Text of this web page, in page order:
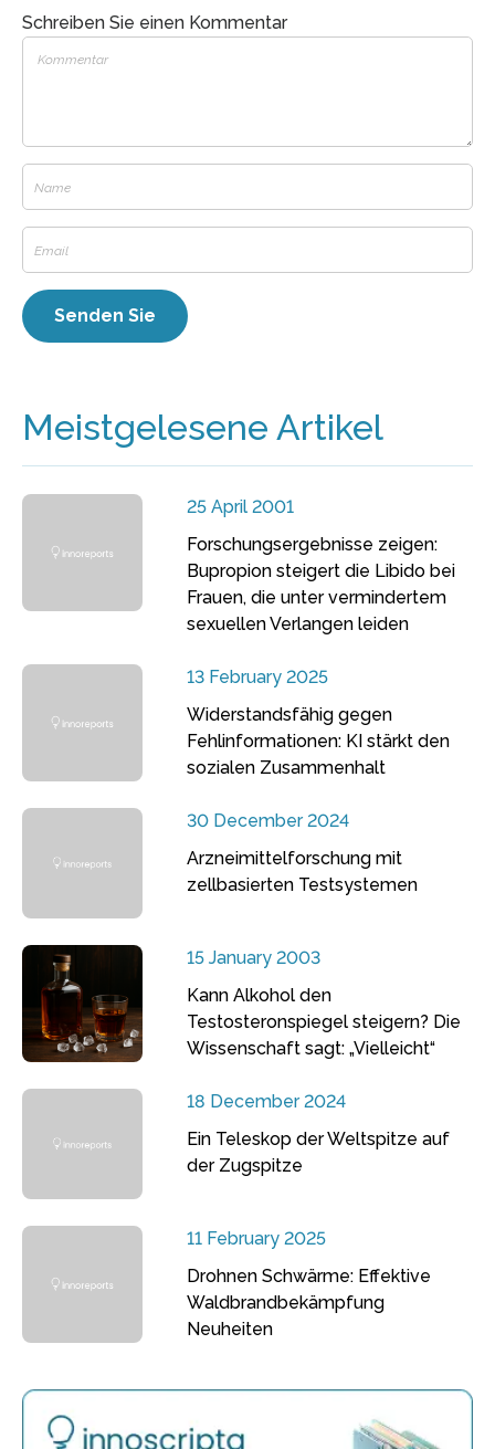
Schreiben Sie einen Kommentar
Meistgelesene Artikel
25 April 2001
Forschungsergebnisse zeigen:
Bupropion steigert die Libido bei
Frauen, die unter vermindertem
sexuellen Verlangen leiden
13 February 2025
Widerstandsfähig gegen
Fehlinformationen: KI stärkt den
sozialen Zusammenhalt
30 December 2024
Arzneimittelforschung mit
zellbasierten Testsystemen
15 January 2003
Kann Alkohol den
Testosteronspiegel steigern? Die
Wissenschaft sagt: „Vielleicht“
18 December 2024
Ein Teleskop der Weltspitze auf
der Zugspitze
11 February 2025
Drohnen Schwärme: Effektive
Waldbrandbekämpfung
Neuheiten